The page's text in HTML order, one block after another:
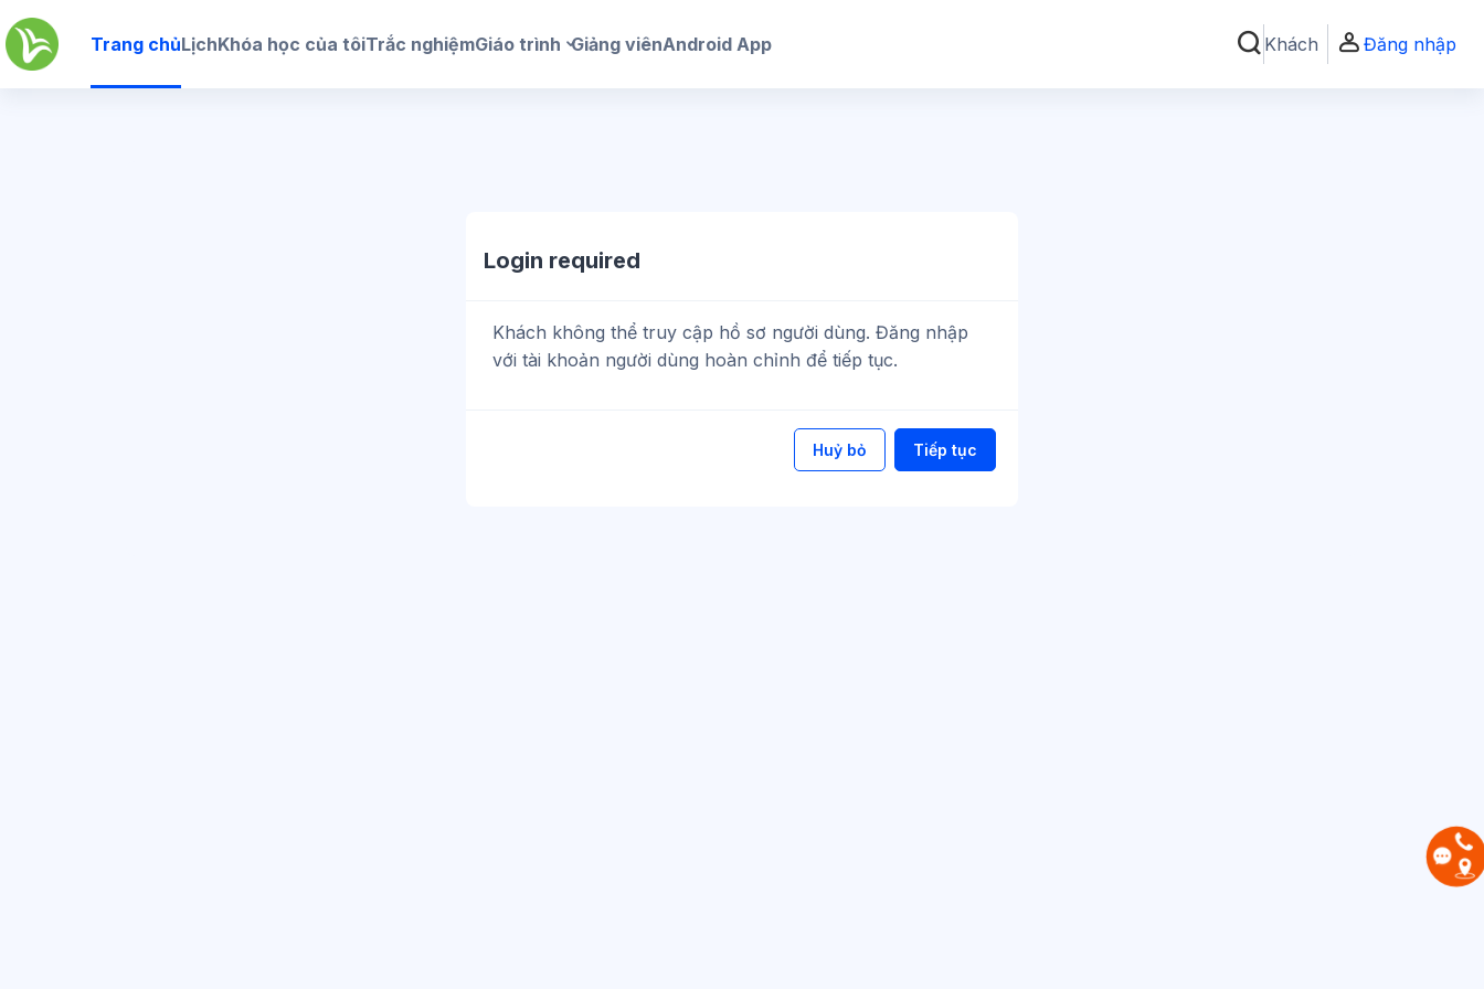
Chuyển tới nội dung chính
Trang chủLịchKhóa học của tôiTrắc nghiệmGiáo trình Giảng viênAndroid App Chuyển đổi chọn tìm kiếm
Khách Đăng nhập
Login required
Khách không thể truy cập hồ sơ người dùng. Đăng nhập
với tài khoản người dùng hoàn chỉnh để tiếp tục.
Huỷ bỏ Tiếp tục